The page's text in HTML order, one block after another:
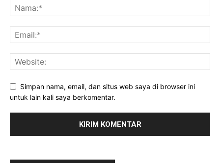
Simpan nama, email, dan situs web saya di browser ini
untuk lain kali saya berkomentar.